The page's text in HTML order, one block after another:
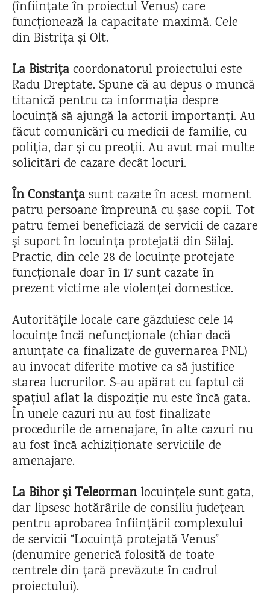
(înființate în proiectul Venus) care
funcționează la capacitate maximă. Cele
din Bistrița și Olt.
La Bistrițacoordonatorul proiectului este
Radu Dreptate. Spune că au depus o muncă
titanică pentru ca informația despre
locuință să ajungă la actorii importanți. Au
făcut comunicări cu medicii de familie, cu
poliția, dar și cu preoții. Au avut mai multe
solicitări de cazare decât locuri.
În Constanțasunt cazate în acest moment
patru persoane împreună cu șase copii. Tot
patru femei beneficiază de servicii de cazare
și suport în locuința protejată din Sălaj.
Practic, din cele 28 de locuințe protejate
funcționale doar în 17 sunt cazate în
prezent victime ale violenței domestice.
Autoritățile locale care găzduiesc cele 14
locuințe încă nefuncționale (chiar dacă
anunțate ca finalizate de guvernarea PNL)
au invocat diferite motive ca să justifice
starea lucrurilor. S-au apărat cu faptul că
spațiul aflat la dispoziție nu este încă gata.
În unele cazuri nu au fost finalizate
procedurile de amenajare, în alte cazuri nu
au fost încă achiziționate serviciile de
amenajare.
La Bihor și Teleormanlocuințele sunt gata,
dar lipsesc hotărârile de consiliu județean
pentru aprobarea înființării complexului
de servicii “Locuință protejată Venus”
(denumire generică folosită de toate
centrele din țară prevăzute în cadrul
proiectului).